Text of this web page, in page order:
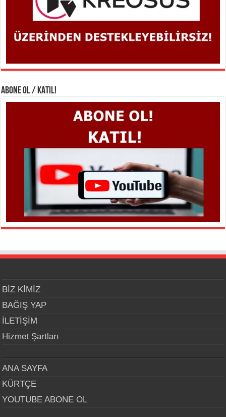
ABONE OL / KATIL!
BİZ KİMİZ
BAĞIŞ YAP
İLETİŞİM
Hizmet Şartları
ANA SAYFA
KÜRTÇE
YOUTUBE ABONE OL